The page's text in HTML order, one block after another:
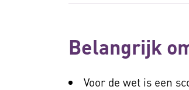
Belangrijk
Voor de wet is een